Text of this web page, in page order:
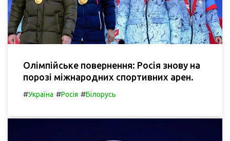
Олімпійське повернення: Росія знову на
порозі міжнародних спортивних арен.
#Україна #Росія #Білорусь